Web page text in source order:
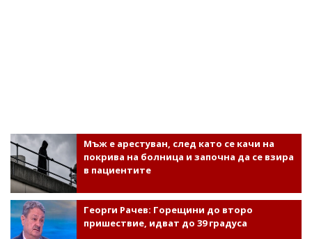
Мъж е арестуван, след като се качи на
покрива на болница и започна да се взира
в пациентите
Георги Рачев: Горещини до второ
пришествие, идват до 39 градуса